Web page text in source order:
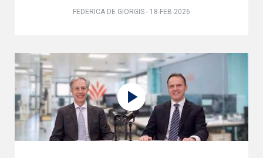
FEDERICA DE GIORGIS - 18-FEB-2026